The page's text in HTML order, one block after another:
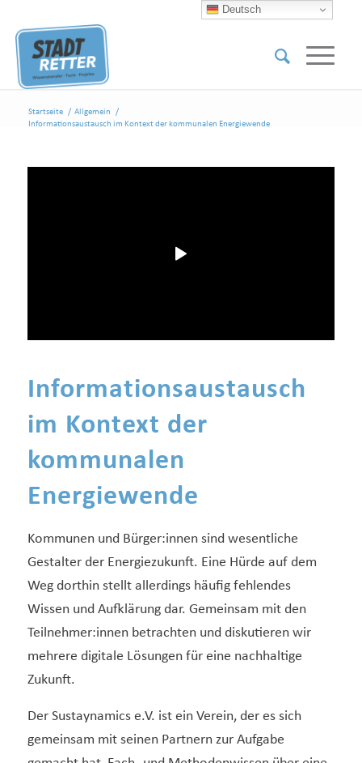
Startseite / Allgemein
/
Informationsaustausch im Kontext der kommunalen Energiewende
Informationsaustausch
im Kontext der
kommunalen
Energiewende
Kommunen und Bürger:innen sind wesentliche
Gestalter der Energiezukunft. Eine Hürde auf dem
Weg dorthin stellt allerdings häufig fehlendes
Wissen und Aufklärung dar. Gemeinsam mit den
Teilnehmer:innen betrachten und diskutieren wir
mehrere digitale Lösungen für eine nachhaltige
Zukunft.
Der Sustaynamics e.V. ist ein Verein, der es sich
gemeinsam mit seinen Partnern zur Aufgabe
Deutsch